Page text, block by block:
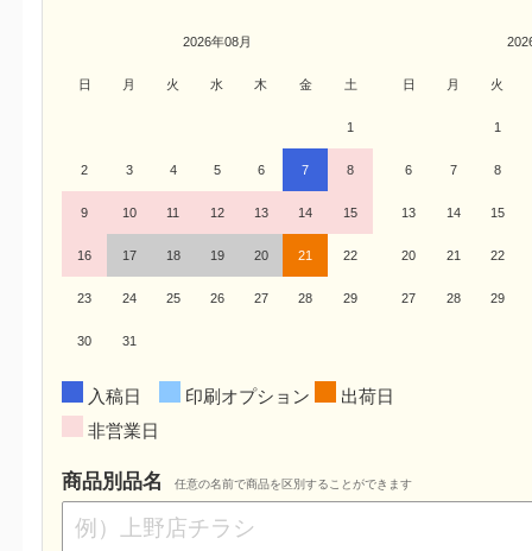
2026年08月
日 月 火 水 木 金 土
1
2 3 4 5 6 7 8
9 10 11 12 13 14 15
16 17 18 19 20 21 22
23 24 25 26 27 28 29
30 31
日 月 火
1
6 7 8
13 14 15
20 21 22
27 28 29
入稿日 印刷オプション
出荷日
非営業日
商品別品名 任意の名前で商品を区別することができます